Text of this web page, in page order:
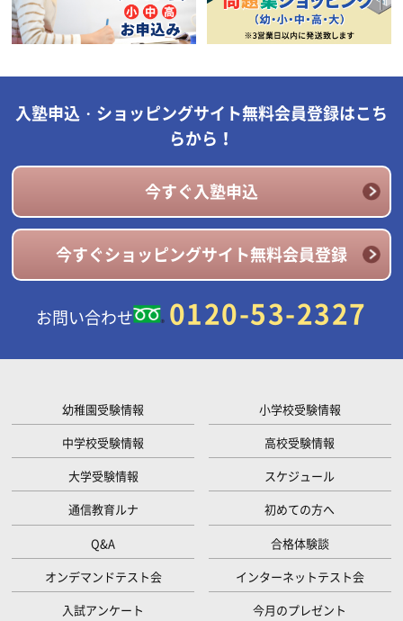
入塾申込・ショッピングサイト無料会員登録はこち
らから！
今すぐ入塾申込
今すぐショッピングサイト無料会員登録
お問い合わせ 0120-53-2327
幼稚園受験情報
小学校受験情報
中学校受験情報
高校受験情報
大学受験情報
スケジュール
通信教育ルナ
初めての方へ
Q&A
合格体験談
オンデマンドテスト会
インターネットテスト会
入試アンケート
今月のプレゼント